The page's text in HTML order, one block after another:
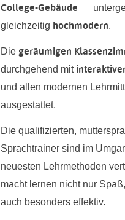
College-Gebäude
gleichzeitig hochmodern.
Die geräumigen
durchgehend mit
und allen modernen
ausgestattet.
Die qualifizierten,
Sprachtrainer sind im
neuesten Lehrmethoden
macht lernen nicht nur
auch besonders effektiv.